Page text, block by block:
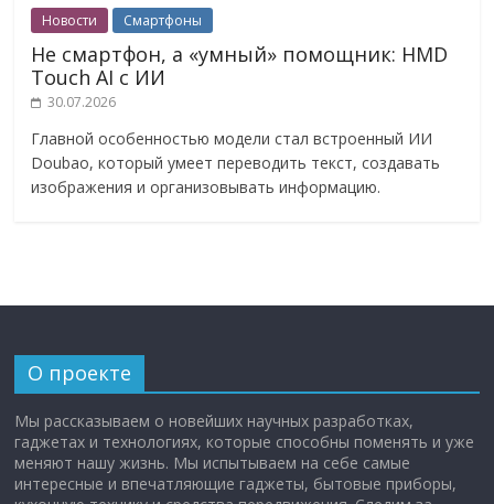
Новости Смартфоны
Не смартфон, а «умный» помощник: HMD
Touch AI с ИИ
30.07.2026
Главной особенностью модели стал встроенный ИИ
Doubao, который умеет переводить текст, создавать
изображения и организовывать информацию.
О проекте
Мы рассказываем о новейших научных разработках,
гаджетах и технологиях, которые способны поменять и уже
меняют нашу жизнь. Мы испытываем на себе самые
интересные и впечатляющие гаджеты, бытовые приборы,